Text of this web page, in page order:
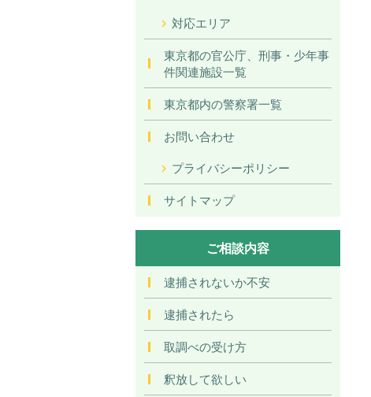
対応エリア
東京都の官公庁、刑事・少年事
件関連施設一覧
東京都内の警察署一覧
お問い合わせ
プライバシーポリシー
サイトマップ
ご相談内容
逮捕されないか不安
逮捕されたら
取調べの受け方
釈放して欲しい